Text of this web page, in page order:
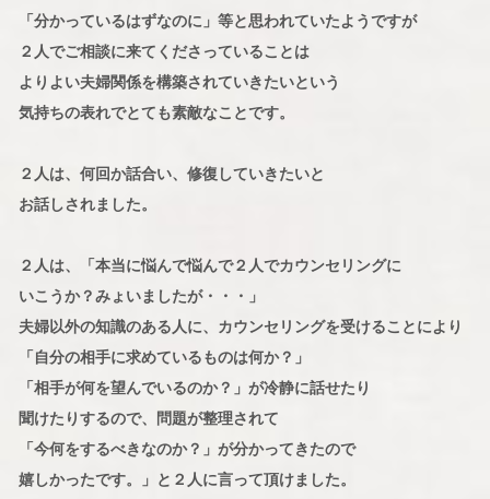
「分かっているはずなのに」等と思われていたようですが
２人でご相談に来てくださっていることは
よりよい夫婦関係を構築されていきたいという
気持ちの表れでとても素敵なことです。
２人は、何回か話合い、修復していきたいと
お話しされました。
２人は、「本当に悩んで悩んで２人でカウンセリングに
いこうか？みょいましたが・・・」
夫婦以外の知識のある人に、カウンセリングを受けることにより
「自分の相手に求めているものは何か？」
「相手が何を望んでいるのか？」が冷静に話せたり
聞けたりするので、問題が整理されて
「今何をするべきなのか？」が分かってきたので
嬉しかったです。」と２人に言って頂けました。